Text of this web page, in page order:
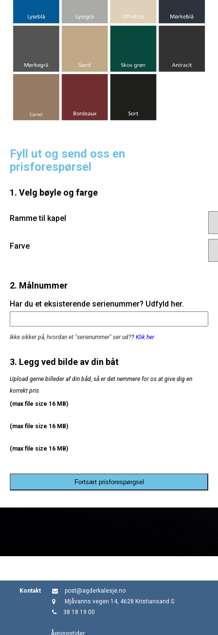
Fyll ut og send oss en
prisforespørsel
1. Velg bøyle og farge
Ramme til kapel
Farve
2. Målnummer
Har du et eksisterende serienummer? Udfyld her.
Ikke sikker på, hvordan et "serienummer" ser ud?? Klik her
3. Legg ved bilde av din båt
Upload gerne billeder af din båd, så er det nemmere for os at give dig en
korrekt pris
(max file size 16 MB)
(max file size 16 MB)
(max file size 16 MB)
Fortsæt prisforespørgsel
Kontakt
post@agderkalesje.no
Mjåvanns vegen 14, 4628 Kristiansand S
38 18 19 00
Åpningstider: